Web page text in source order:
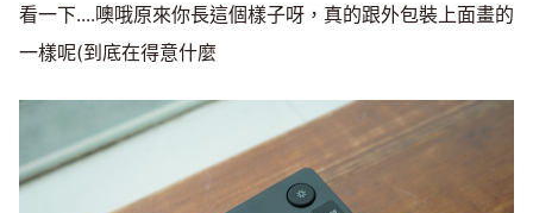
看一下....噢哦原來你長這個樣子呀，真的跟外包裝上面畫的
一樣呢(到底在得意什麼